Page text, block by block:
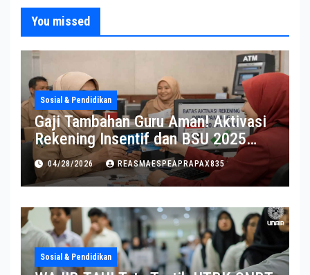
You missed
Sosial & Pendidikan
Gaji Tambahan Guru Aman! Aktivasi
Rekening Insentif dan BSU 2025
Diperpanjang
04/28/2026 REASMAESPEAPRAPAX835
Sosial & Pendidikan